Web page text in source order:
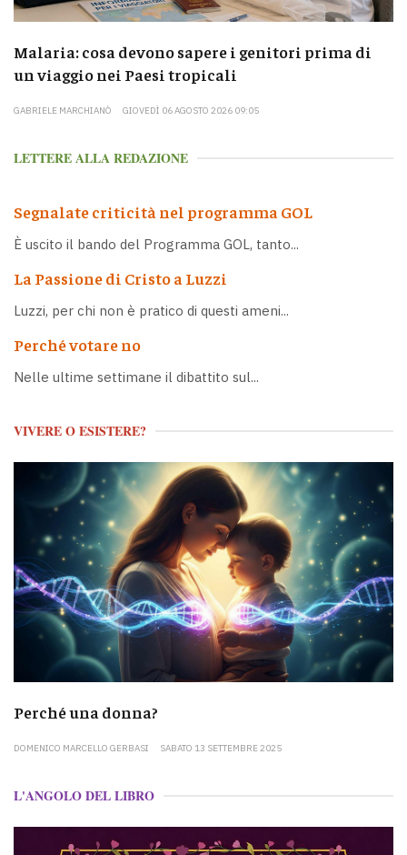
Malaria: cosa devono sapere i genitori prima di
un viaggio nei Paesi tropicali
GABRIELE MARCHIANÒ GIOVEDÌ 06 AGOSTO 2026 09:05
LETTERE ALLA REDAZIONE
Segnalate criticità nel programma GOL
È uscito il bando del Programma GOL, tanto...
La Passione di Cristo a Luzzi
Luzzi, per chi non è pratico di questi ameni...
Perché votare no
Nelle ultime settimane il dibattito sul...
VIVERE O ESISTERE?
Perché una donna?
DOMENICO MARCELLO GERBASI SABATO 13 SETTEMBRE 2025
L'ANGOLO DEL LIBRO